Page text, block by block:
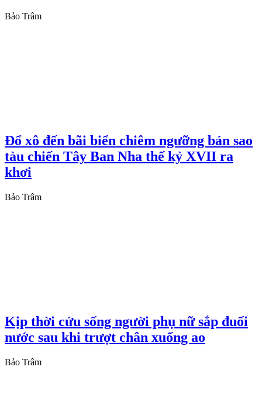
Bảo Trâm
Đổ xô đến bãi biển chiêm ngưỡng bản sao
tàu chiến Tây Ban Nha thế kỷ XVII ra
khơi
Bảo Trâm
Kịp thời cứu sống người phụ nữ sắp đuối
nước sau khi trượt chân xuống ao
Bảo Trâm